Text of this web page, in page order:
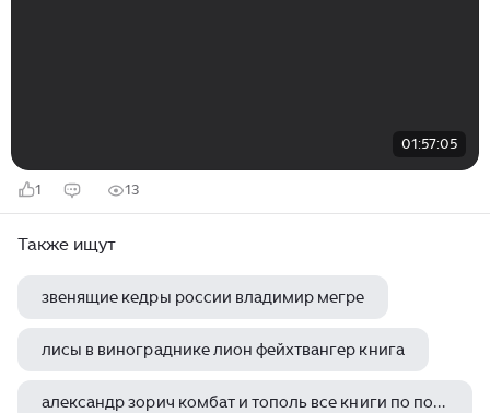
01:57:05
1 13
Также ищут
звенящие кедры россии владимир мегре
лисы в винограднике лион фейхтвангер книга
александр зорич комбат и тополь все книги по порядку